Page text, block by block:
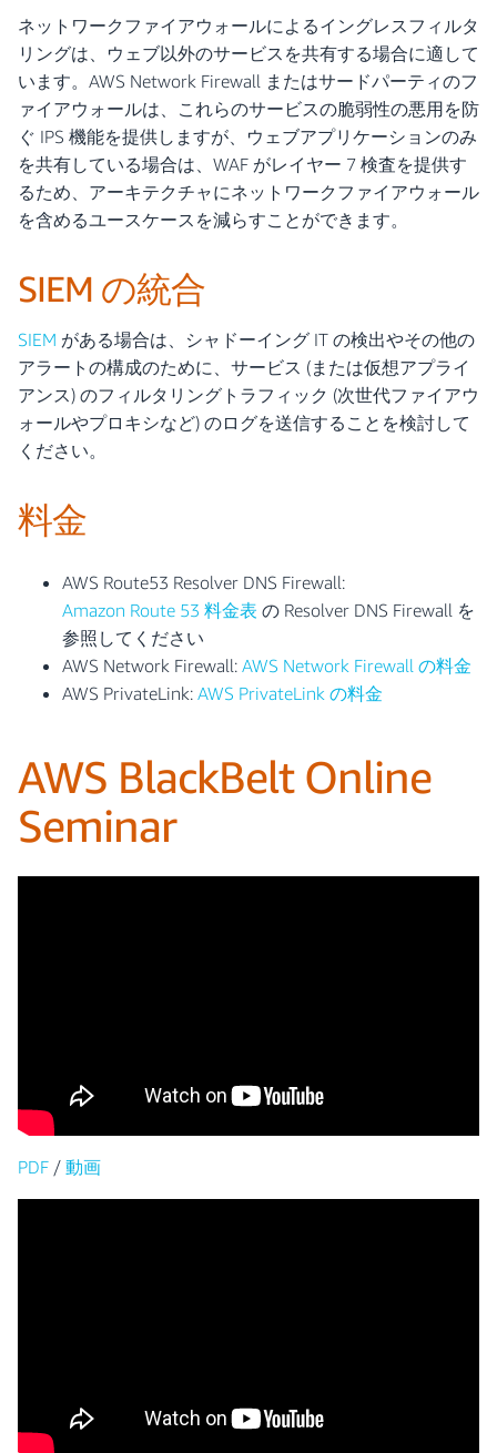
ネットワークファイアウォールによるイングレスフィルタ
リングは、ウェブ以外のサービスを共有する場合に適して
います。AWS Network Firewall またはサードパーティのフ
ァイアウォールは、これらのサービスの脆弱性の悪用を防
ぐ IPS 機能を提供しますが、ウェブアプリケーションのみ
を共有している場合は、WAF がレイヤー 7 検査を提供す
るため、アーキテクチャにネットワークファイアウォール
を含めるユースケースを減らすことができます。
SIEM の統合
SIEM がある場合は、シャドーイング IT の検出やその他の
アラートの構成のために、サービス (または仮想アプライ
アンス) のフィルタリングトラフィック (次世代ファイアウ
ォールやプロキシなど) のログを送信することを検討して
ください。
料金
AWS Route53 Resolver DNS Firewall:
Amazon Route 53 料金表 の Resolver DNS Firewall を
参照してください
AWS Network Firewall: AWS Network Firewall の料金
AWS PrivateLink: AWS PrivateLink の料金
AWS BlackBelt Online
Seminar
PDF / 動画